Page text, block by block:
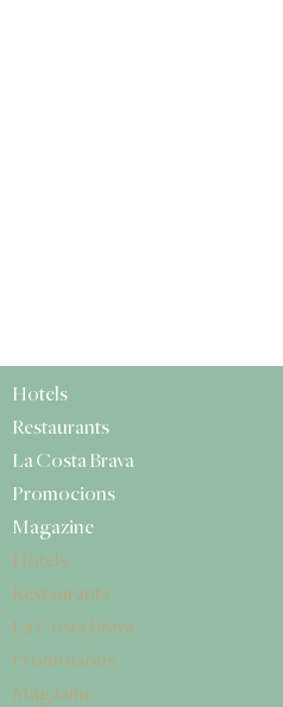
Hotels
Restaurants
La Costa Brava
Promocions
Magazine
Hotels
Restaurants
La Costa Brava
Promocions
Magazine